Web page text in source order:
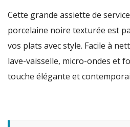
Cette grande assiette de
porcelaine noire texturée est
vos plats avec style. Facile à
lave-vaisselle, micro-ondes et
touche élégante et